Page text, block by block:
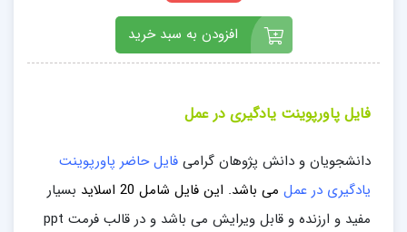
افزودن به سبد خرید
فایل پاورپوینت یادگیری در عمل
دانشجویان و دانش پژوهان گرامی فایل حاضر پاورپوینت
یادگیری در عمل می باشد. این فایل شامل 20 اسلاید بسیار
مفید و ارزنده و قابل ویرایش می باشد و در قالب فرمت ppt